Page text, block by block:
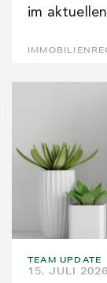
im
TEAM UPDATE
15. JULI 2026